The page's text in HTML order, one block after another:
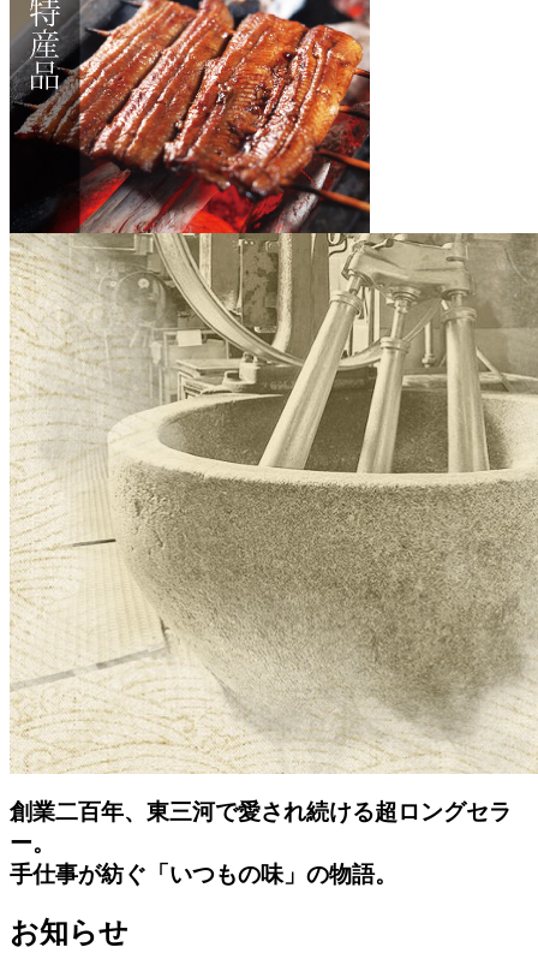
創業二百年、東三河で愛され続ける超ロングセラ
ー。
手仕事が紡ぐ「いつもの味」の物語。
お知らせ